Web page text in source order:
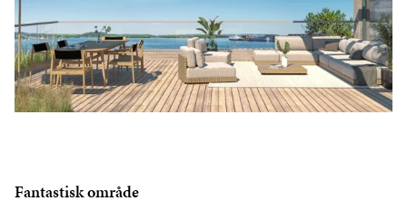
Fantastisk område